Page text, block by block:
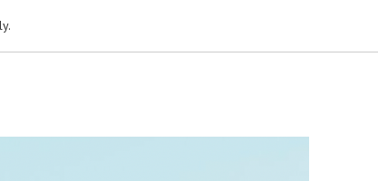
грачи